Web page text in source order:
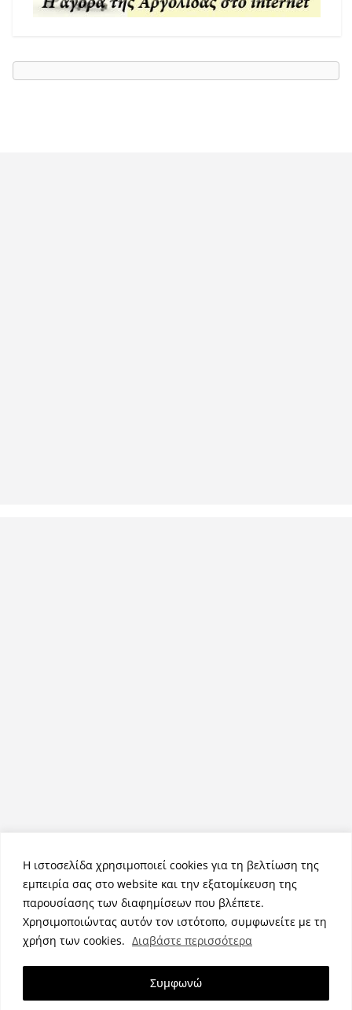
Η ιστοσελίδα χρησιμοποιεί cookies για τη βελτίωση της
εμπειρία σας στο website και την εξατομίκευση της
παρουσίασης των διαφημίσεων που βλέπετε.
Χρησιμοποιώντας αυτόν τον ιστότοπο, συμφωνείτε με τη
χρήση των cookies. Διαβάστε περισσότερα
Συμφωνώ
Πνευματικά Δικαιώματα © 2026NemeaPress. Τα πνευματικά
δικαιώματα προστατεύονται.
Θέμα:ColorMagαπό ThemeGrill. Κατασκευασμένο με
WordPress